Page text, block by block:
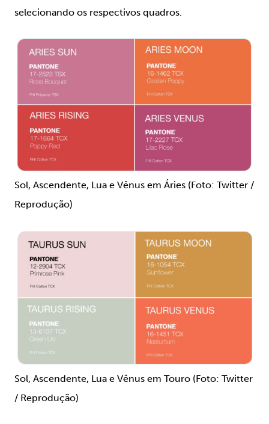
selecionando os respectivos quadros.
Sol, Ascendente, Lua e Vênus em Áries (Foto: Twitter /
Reprodução)
Sol, Ascendente, Lua e Vênus em Touro (Foto: Twitter
/ Reprodução)